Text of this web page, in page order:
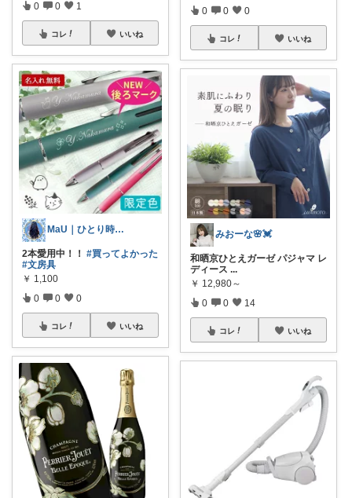
0 0 1
コレ いいね
MaU｜ひとり時間と暮らし
2本愛用中！！ #買ってよかった
#文房具
￥ 1,100
0 0 0
コレ いいね
0 0 0
コレ いいね
みおーな🌸💓
和晒京ひとえガーゼ パジャマ レ
ディース ...
￥ 12,980～
0 0 14
コレ いいね